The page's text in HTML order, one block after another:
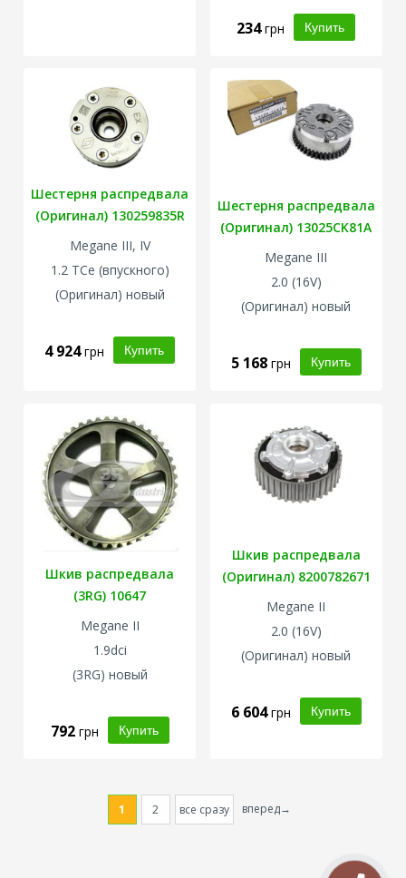
234грн
Шестерня распредвала
(Оригинал) 130259835R
Megane III, IV
1.2 TCe (впускного)
(Оригинал) новый
4 924грн
Шестерня распредвала
(Оригинал) 13025CK81A
Megane III
2.0 (16V)
(Оригинал) новый
5 168 грн
Шкив распредвала
(3RG) 10647
Megane II
1.9dci
(3RG) новый
792 грн
Шкив распредвала
(Оригинал) 8200782671
Megane II
2.0 (16V)
(Оригинал) новый
6 604грн
1 2 все сразу вперед→